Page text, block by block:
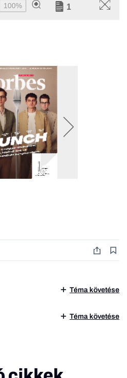
Téma követése
Téma követése